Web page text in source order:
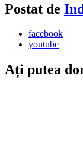
Postat de
facebook
youtube
Ați putea